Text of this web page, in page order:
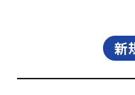
新